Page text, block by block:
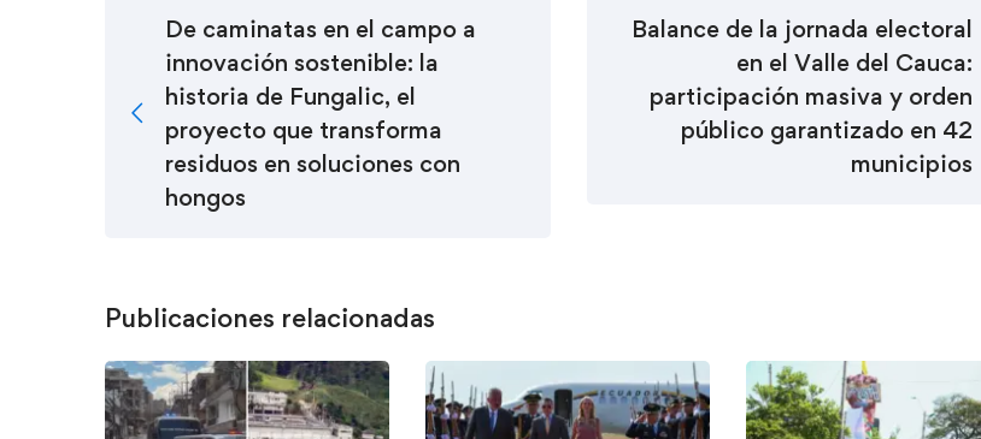
De caminatas en el campo a
innovación sostenible: la
historia de Fungalic, el
proyecto que transforma
residuos en soluciones con
hongos
Balance de la jornada electoral
en el Valle del Cauca:
participación masiva y orden
público garantizado en 42
municipios
Publicaciones relacionadas